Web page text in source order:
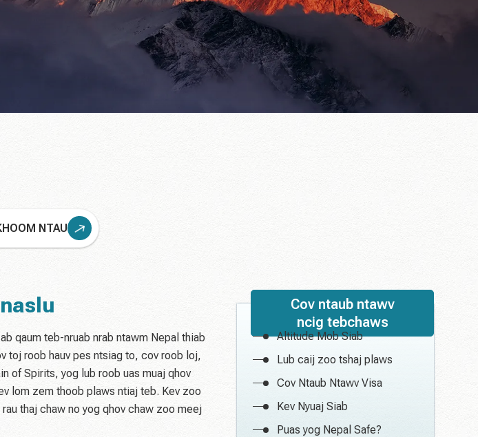
NTAU
qaum teb-nruab nrab ntawm Nepal thiab
toj roob hauv pes ntsiag to, cov roob loj,
of Spirits, yog lub roob uas muaj qhov
lom zem thoob plaws ntiaj teb. Kev zoo
thaj chaw no yog qhov chaw zoo meej
Cov ntaub ntawv
ncig tebchaws
Altitude Mob Siab
Lub caij zoo tshaj plaws
Cov Ntaub Ntawv Visa
Kev Nyuaj Siab
Puas yog Nepal Safe?